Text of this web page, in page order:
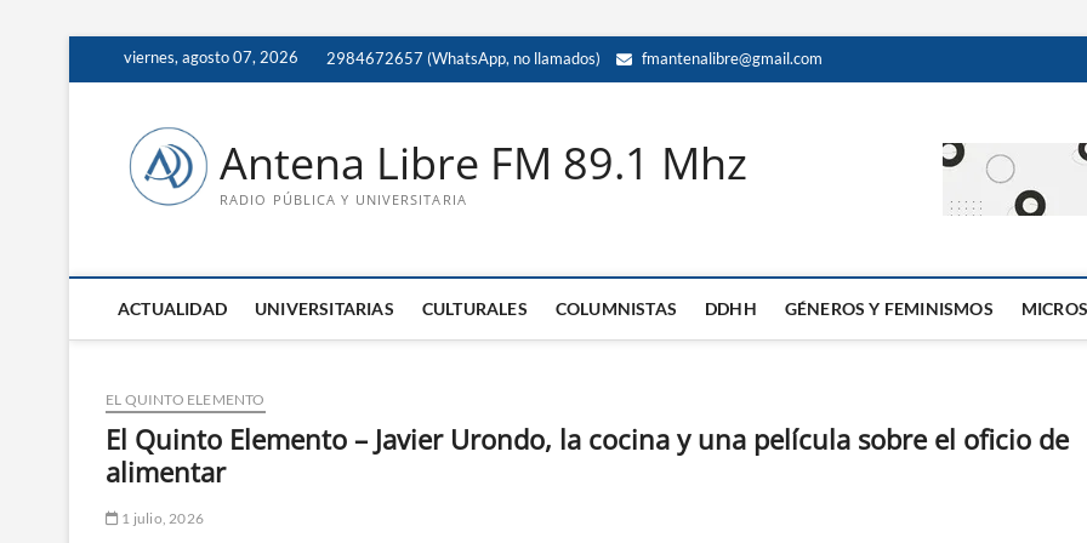
viernes, agosto 07, 2026 2984672657 (WhatsApp, no llamados) fmantenalibre@gmail.com
Antena Libre FM 89.1 Mhz
RADIO PÚBLICA Y UNIVERSITARIA
ACTUALIDAD UNIVERSITARIAS CULTURALES COLUMNISTAS DDHH GÉNEROS Y FEMINISMOS MICROS
EL QUINTO ELEMENTO
El Quinto Elemento – Javier Urondo, la cocina y una película sobre el oficio de
alimentar
1 julio, 2026